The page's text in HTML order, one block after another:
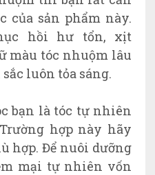
của sản phẩm này.
hồi hư tổn, xịt
màu tóc nhuộm lâu
luôn tỏa sáng.
bạn là tóc tự nhiên
hợp này hãy
hợp. Để nuôi dưỡng
mại tự nhiên vốn